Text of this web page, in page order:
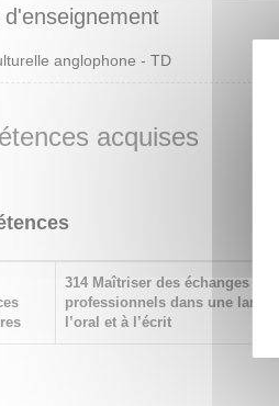
d'enseignement
anglophone - TD
acquises
314 Maîtriser des échanges
professionnels dans une
l’oral et à l’écrit